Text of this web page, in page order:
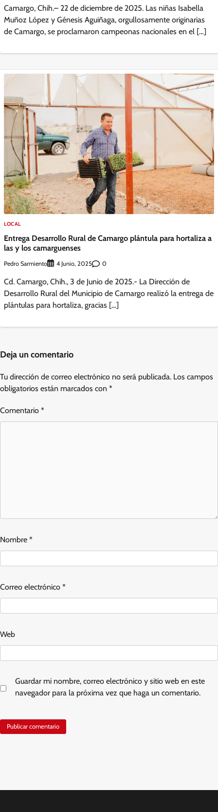
Camargo, Chih.– 22 de diciembre de 2025. Las niñas Isabella
Muñoz López y Génesis Aguiñaga, orgullosamente originarias
de Camargo, se proclamaron campeonas nacionales en el […]
LOCAL
Entrega Desarrollo Rural de Camargo plántula para hortaliza a
las y los camarguenses
Pedro Sarmiento 4 Junio, 2025 0
Cd. Camargo, Chih., 3 de Junio de 2025.- La Dirección de
Desarrollo Rural del Municipio de Camargo realizó la entrega de
plántulas para hortaliza, gracias […]
Deja un comentario
Tu dirección de correo electrónico no será publicada. Los campos
obligatorios están marcados con *
Comentario *
Nombre *
Correo electrónico *
Web
Guardar mi nombre, correo electrónico y sitio web en este
navegador para la próxima vez que haga un comentario.